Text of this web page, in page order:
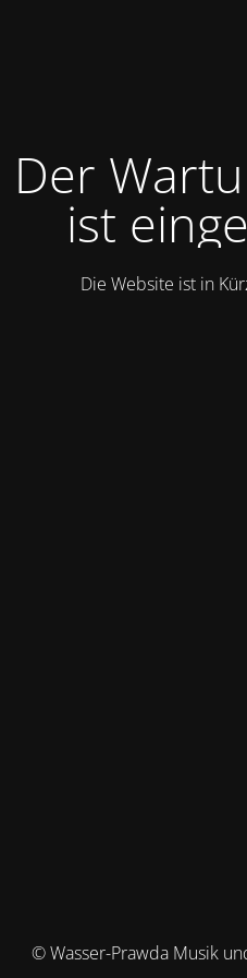
Der
ist
Die Website ist in
© Wasser-Prawda Musik